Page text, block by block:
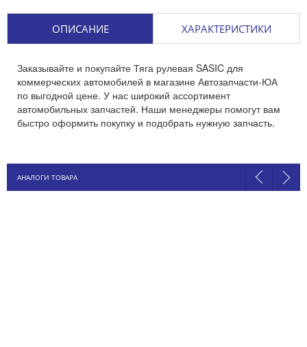
ОПИСАНИЕ ХАРАКТЕРИСТИКИ
Заказывайте и покупайте Тяга рулевая SASIC для
коммерческих автомобилей в магазине Автозапчасти-ЮА
по выгодной цене. У нас широкий ассортимент
автомобильных запчастей. Наши менеджеры помогут вам
быстро оформить покупку и подобрать нужную запчасть.
АНАЛОГИ ТОВАРА